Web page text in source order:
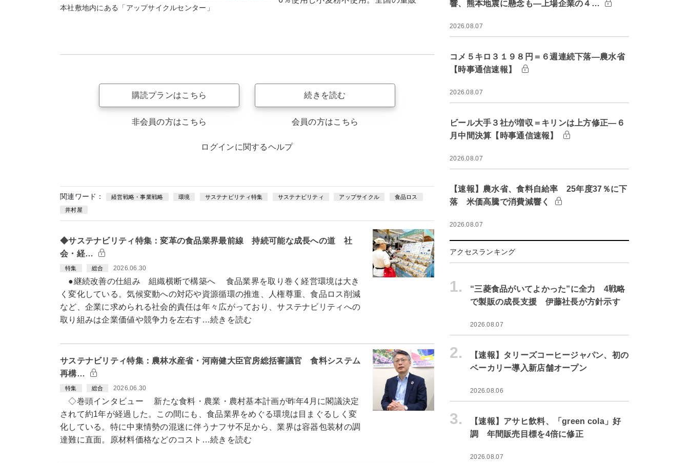
本社敷地内にある「アップサイクルセンター」
購読プランはこちら
非会員の方はこちら
続きを読む
会員の方はこちら
ログインに関するヘルプ
関連ワード： 経営戦略・事業戦略 環境 サステナビリティ特集 サステナビリティ アップサイクル 食品ロス
井村屋
◆サステナビリティ特集：変革の食品業界最前線 持続可能な成長への道 社
会・経…
特集 総合 2026.06.30
●継続改善の仕組み 組織横断で構築へ 食品業界を取り巻く経営環境は大き
く変化している。気候変動への対応や資源循環の推進、人権尊重、食品ロス削減
など、企業に求められる社会的責任は年々広がっており、サステナビリティへの
取り組みは企業価値や競争力を左右す…続きを読む
サステナビリティ特集：農林水産省・河南健大臣官房総括審議官 食料システム
再構…
特集 総合 2026.06.30
◇巻頭インタビュー 新たな食料・農業・農村基本計画が昨年4月に閣議決定
されて約1年が経過した。この間にも、食品業界をめぐる環境は目まぐるしく変
化している。特に中東情勢の混迷に伴うナフサ不足から、業界は容器包装材の調
達難に直面。原材料価格などのコスト…続きを読む
響、熊本地震に懸念も―上場企業の４…
2026.08.07
コメ５キロ３１９８円＝６週連続下落―農水省
【時事通信速報】
2026.08.07
ビール大手３社が増収＝キリンは上方修正―６
月中間決算【時事通信速報】
2026.08.07
【速報】農水省、食料自給率 25年度37％に下
落 米価高騰で消費減響く
2026.08.07
アクセスランキング
1.
“三菱食品がいてよかった”に全力 4戦略
で製販の成長支援 伊藤社長が方針示す
2026.08.07
2.
【速報】タリーズコーヒージャパン、初の
ベーカリー導入新店舗オープン
2026.08.06
3.
【速報】アサヒ飲料、「green cola」好
調 年間販売目標を4倍に修正
2026.08.07